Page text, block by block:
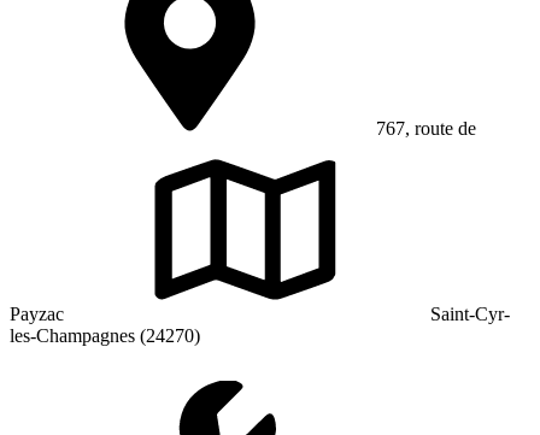
767, route de
Payzac
Saint-Cyr-
les-Champagnes (24270)